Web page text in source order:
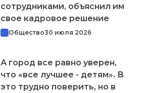
сотрудниками, объяснил им
свое кадровое решение
Общество30 июля 2026
А город все равно уверен,
что «все лучшее - детям». В
это трудно поверить, но в